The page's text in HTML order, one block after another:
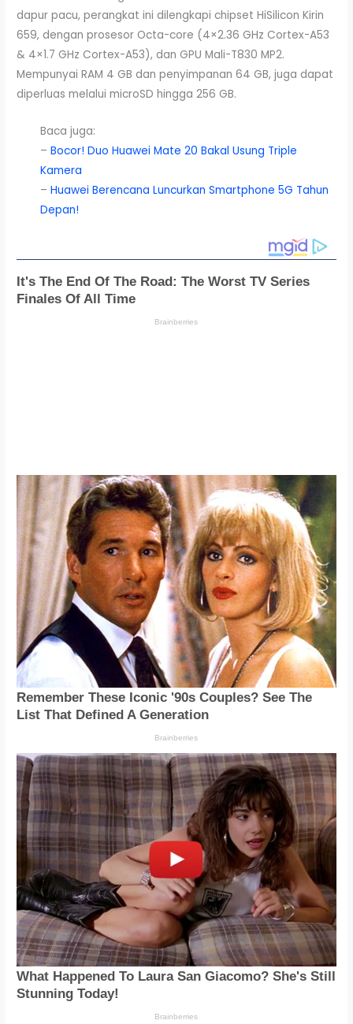
dapur pacu, perangkat ini dilengkapi chipset HiSilicon Kirin
659, dengan prosesor Octa-core (4×2.36 GHz Cortex-A53
& 4×1.7 GHz Cortex-A53), dan GPU Mali-T830 MP2.
Mempunyai RAM 4 GB dan penyimpanan 64 GB, juga dapat
diperluas melalui microSD hingga 256 GB.
Baca juga:
–Bocor! Duo Huawei Mate 20 Bakal Usung Triple
Kamera
–Huawei Berencana Luncurkan Smartphone 5G Tahun
Depan!